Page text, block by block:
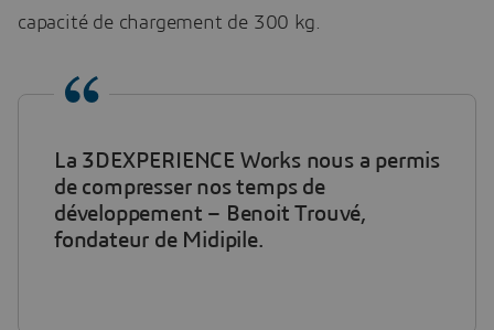
capacité de chargement de 300 kg.
La 3DEXPERIENCE Works nous a permis
de compresser nos temps de
développement – Benoit Trouvé,
fondateur de Midipile.